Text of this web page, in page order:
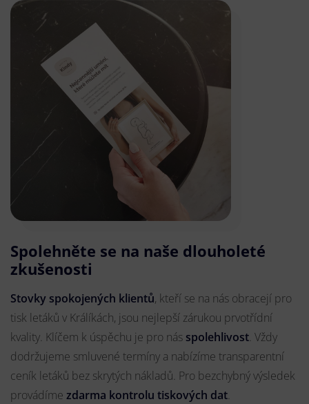
Spolehněte se na naše dlouholeté
zkušenosti
Stovky spokojených klientů, kteří se na nás obracejí pro
tisk letáků v Králíkách, jsou nejlepší zárukou prvotřídní
kvality. Klíčem k úspěchu je pro nás spolehlivost. Vždy
dodržujeme smluvené termíny a nabízíme transparentní
ceník letáků bez skrytých nákladů. Pro bezchybný výsledek
provádíme zdarma kontrolu tiskových dat.